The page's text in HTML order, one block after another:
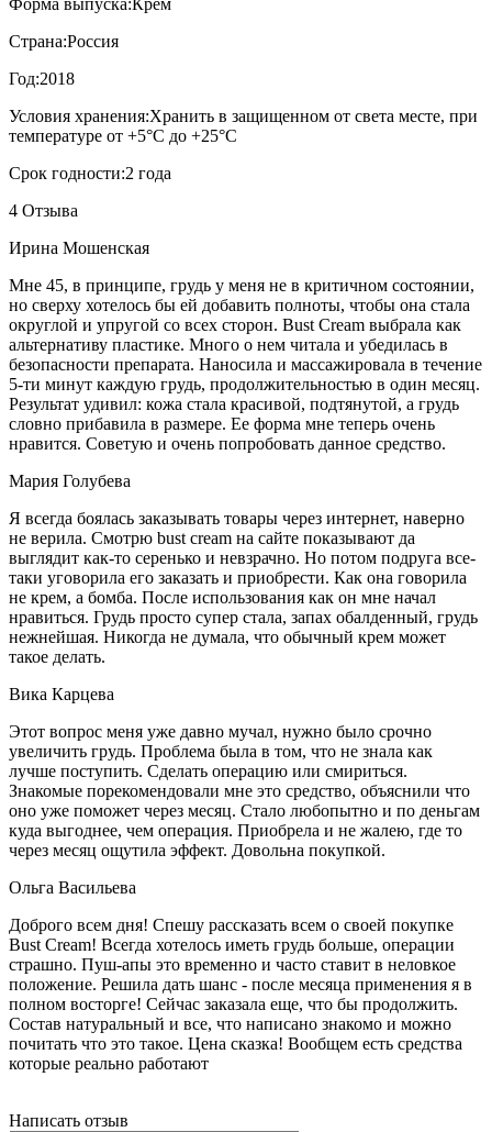
Форма выпуска: Крем
Страна:Россия
Год:2018
Условия хранения:Хранить в защищенном от света месте, при
температуре от +5°С до +25°С
Срок годности:2 года
4 Отзыва
Ирина Мошенская
Мне 45, в принципе, грудь у меня не в критичном состоянии,
но сверху хотелось бы ей добавить полноты, чтобы она стала
округлой и упругой со всех сторон. Bust Cream выбрала как
альтернативу пластике. Много о нем читала и убедилась в
безопасности препарата. Наносила и массажировала в течение
5-ти минут каждую грудь, продолжительностью в один месяц.
Результат удивил: кожа стала красивой, подтянутой, а грудь
словно прибавила в размере. Ее форма мне теперь очень
нравится. Советую и очень попробовать данное средство.
Мария Голубева
Я всегда боялась заказывать товары через интернет, наверно
не верила. Смотрю bust cream на сайте показывают да
выглядит как-то серенько и невзрачно. Но потом подруга все-
таки уговорила его заказать и приобрести. Как она говорила
не крем, а бомба. После использования как он мне начал
нравиться. Грудь просто супер стала, запах обалденный, грудь
нежнейшая. Никогда не думала, что обычный крем может
такое делать.
Вика Карцева
Этот вопрос меня уже давно мучал, нужно было срочно
увеличить грудь. Проблема была в том, что не знала как
лучше поступить. Сделать операцию или смириться.
Знакомые порекомендовали мне это средство, объяснили что
оно уже поможет через месяц. Стало любопытно и по деньгам
куда выгоднее, чем операция. Приобрела и не жалею, где то
через месяц ощутила эффект. Довольна покупкой.
Ольга Васильева
Доброго всем дня! Спешу рассказать всем о своей покупке
Bust Cream! Всегда хотелось иметь грудь больше, операции
страшно. Пуш-апы это временно и часто ставит в неловкое
положение. Решила дать шанс - после месяца применения я в
полном восторге! Сейчас заказала еще, что бы продолжить.
Состав натуральный и все, что написано знакомо и можно
почитать что это такое. Цена сказка! Вообщем есть средства
которые реально работают
Написать отзыв